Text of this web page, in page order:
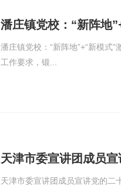
潘庄镇党校：“新阵地
潘庄镇党校：“新阵地”+“新模式
工作要求，锻...
天津市委宣讲团成员
天津市委宣讲团成员宣讲党的二